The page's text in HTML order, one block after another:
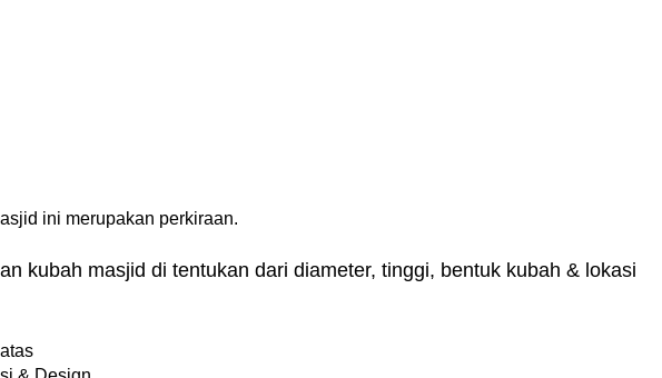
ini merupakan perkiraan.
kubah masjid di tentukan dari diameter, tinggi, bentuk kubah & lokasi